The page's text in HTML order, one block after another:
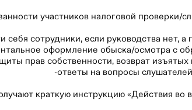
участников налоговой проверки/
себя сотрудники, если руководства нет,
оформление обыска/осмотра с
прав собственности, возврат
-ответы на вопросы
краткую инструкцию «Действия